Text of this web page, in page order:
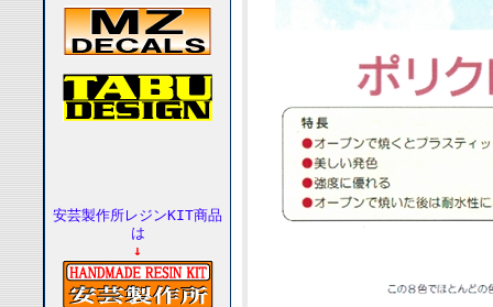
安芸製作所レジンKIT商品
は
↓